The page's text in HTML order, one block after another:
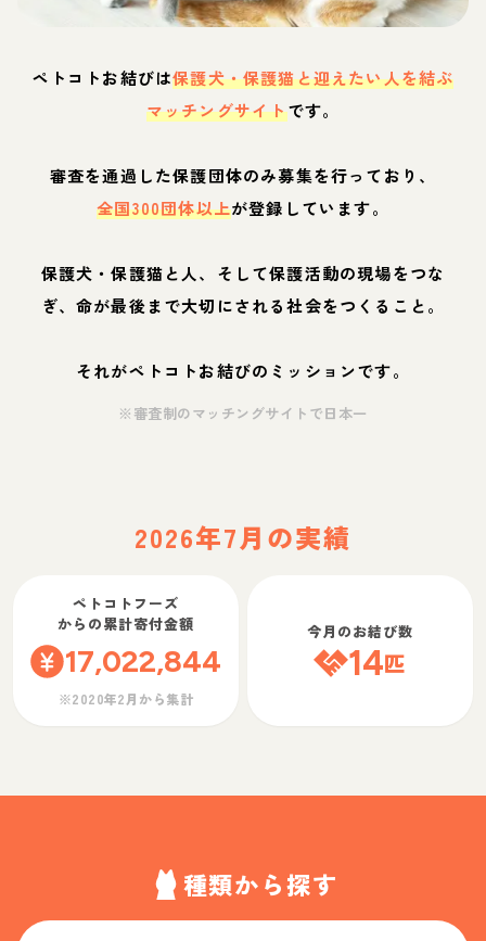
ペトコトお結びは保護犬・保護猫と迎えたい人を結ぶ
マッチングサイトです。
審査を通過した保護団体のみ募集を行っており、
全国300団体以上が登録しています。
保護犬・保護猫と人、そして保護活動の現場をつな
ぎ、命が最後まで大切にされる社会をつくること。
それがペトコトお結びのミッションです。
※審査制のマッチングサイトで日本一
2026年7月の実績
ペトコトフーズ
からの累計寄付金額
17,022,844
※2020年2月から集計
今月のお結び数
14匹
種類から探す